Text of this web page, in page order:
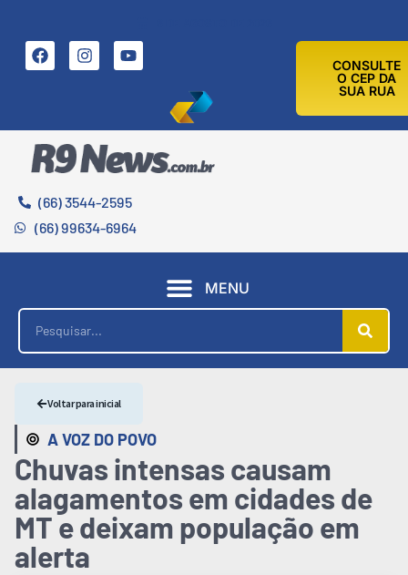
CONSULTE
O CEP DA
SUA RUA
(66) 3544-2595
(66) 99634-6964
MENU
A VOZ DO POVO
Voltar para inicial
Chuvas intensas causam
alagamentos em cidades de
MT e deixam população em
alerta